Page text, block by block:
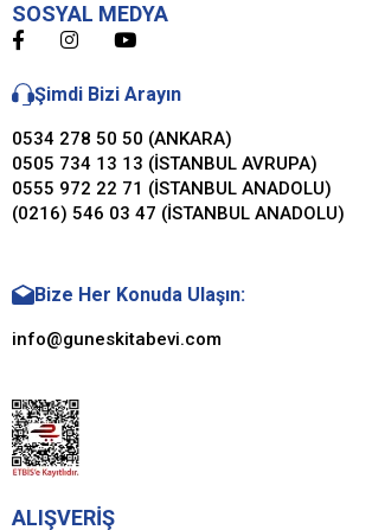
SOSYAL MEDYA
Şimdi Bizi Arayın
0534 278 50 50 (ANKARA)
0505 734 13 13 (İSTANBUL AVRUPA)
0555 972 22 71 (İSTANBUL ANADOLU)
(0216) 546 03 47 (İSTANBUL ANADOLU)
Bize Her Konuda Ulaşın:
info@guneskitabevi.com
ALIŞVERİŞ